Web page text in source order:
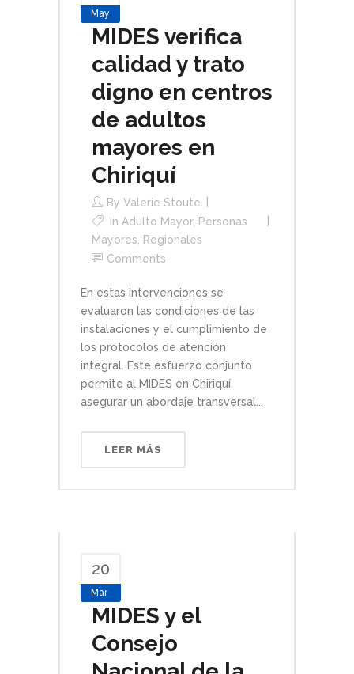
May
MIDES verifica
calidad y trato
digno en centros
de adultos
mayores en
Chiriquí
By Valerie Stoute
In Adulto Mayor, Personas
Mayores
Regionales
Comments
En estas intervenciones se
evaluaron las condiciones de las
instalaciones y el cumplimiento de
los protocolos de atención
integral. Este esfuerzo conjunto
permite al MIDES en Chiriquí
asegurar un abordaje transversal...
LEER MÁS
20
Mar
MIDES y el
Consejo